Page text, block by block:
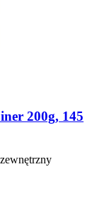
200g, 145